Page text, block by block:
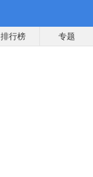
排行榜 专题